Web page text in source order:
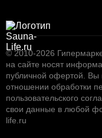
© 2010-2026
на сайте носят
публичной офертой. Вы
отношении обработки
пользовательского
свои данные в любой
life.ru